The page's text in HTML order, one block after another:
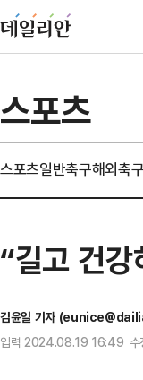
스포츠
스포츠일반축구해외축
“길고 건
김윤일 기자
입력 2024.08.19 16:49